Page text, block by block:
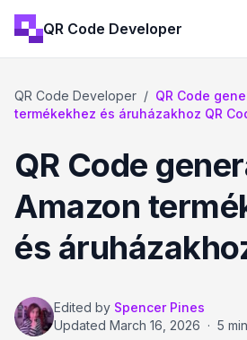
QR Code Developer
QR Code Developer / QR Code
termékekhez és áruházakhoz QR
QR Code
Amazon
és
Edited by Spencer Pines
Updated March 16, 2026 · 5